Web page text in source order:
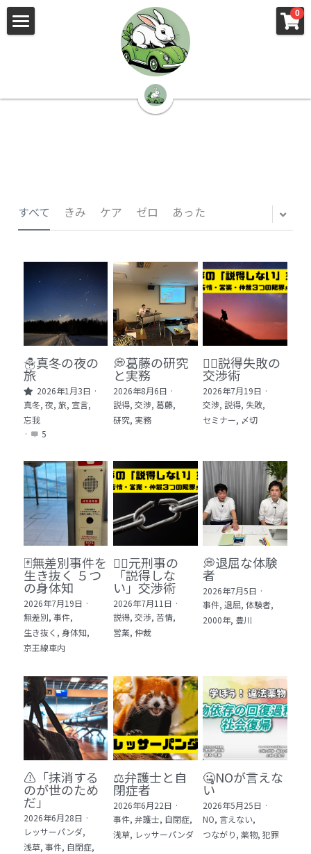
0
🌳株式会社 kibi🦉（トップ）
📰kibi log（ブログ）
🏢会社概要・プライバシーポリシー・プロフィ
📸Who am I?（プロフィール）
🏙️社員が防ぐ不正と犯罪
🙌自傷・他害・パニックは防げますか？
🏫社会福祉法人ぐらんま
🛒Learn More!（商品）
❓FAQ
📮ASK（無料読者登録 or 無料お問い合わせ）
📚 100冊の「本は飲み物」index
1 クレーム・犯罪・説得交渉 23冊
2 発達障害・精神疾患・ケア 29冊
3 身体知・非言語・情動 13冊
4 創作・芸術・神秘 30冊
5 教育・マネジメント・学修 20冊
6 セールス・マーケティング・ビジネスモデ
ル 21冊
7 ライフスタイル・防災・科学技術 12冊
8 アジア・歴史・未来予測 11冊
🎬Dramas(おすすめの小説・漫画・ドラマ・
映画)
ログイン/ 登録
検索
日本語
日本語
すべて きみ ケア ゼロ あった
☃️真冬の夜の
旅
2026年1月3日 ·
真冬, 夜, 旅, 宣言,
忘我
·
5
💭葛藤の研究
と実務
2026年8月6日 ·
説得, 交渉, 葛藤,
研究, 実務
🕵️‍♂️説得失敗の
交渉術
2026年7月19日 ·
交渉, 説得, 失敗,
セミナー, 〆切
🃏無差別事件を
生き抜く ５つ
の身体知
2026年7月19日 ·
無差別, 事件,
生き抜く, 身体知,
京王線車内
🙅‍♂️元刑事の
「説得しな
い」交渉術
2026年7月11日 ·
説得, 交渉, 苦情,
営業, 仲裁
💭退屈な体験
者
2026年7月5日 ·
事件, 退屈, 体験者,
2000年, 豊川
⚠️「抹消する
のが世のため
だ」​
2026年6月28日 ·
レッサーパンダ,
浅草, 事件, 自閉症,
⚖️弁護士と自
閉症者
2026年6月22日 ·
事件, 弁護士, 自閉症,
浅草, レッサーパンダ
🤐NOが言えな
い
2026年5月25日 ·
NO, 言えない,
つながり, 薬物, 犯罪
×
ストアカテゴリー
すべてのカテゴリー
×
ブログカテゴリー